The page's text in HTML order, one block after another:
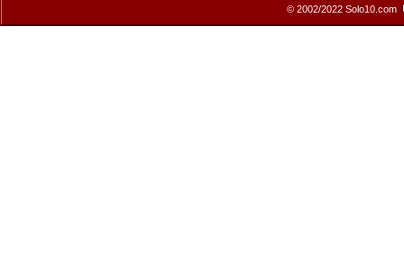
© 2002/2022 Solo10.com